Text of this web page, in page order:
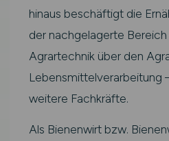
hinaus beschäftigt die
der nachgelagerte
Agrartechnik über den
Lebensmittelverarbeitung
weitere Fachkräfte.
Als Bienenwirt bzw.